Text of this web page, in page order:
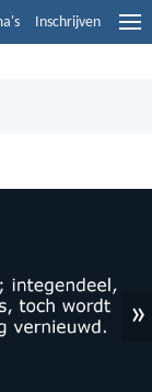
Inschrijven
»